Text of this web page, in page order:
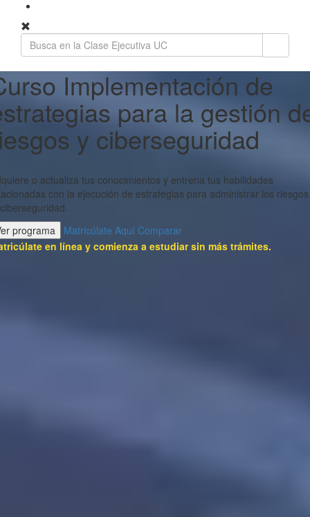
Implementación de
para la gestión
y ciberseguridad
o actualiza tus conocimientos y entrena tus habilidades
con la ejecución de estrategias para administrar los
programa
Matricúlate Aquí Comparar
en línea y comienza a estudiar sin más trámites.